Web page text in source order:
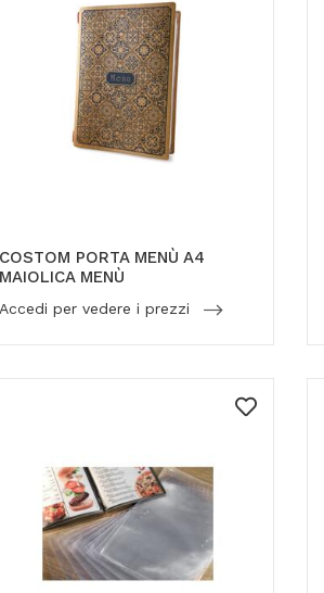
COSTOM PORTA MENÙ A4
MAIOLICA MENÙ
Accedi per vedere i prezzi